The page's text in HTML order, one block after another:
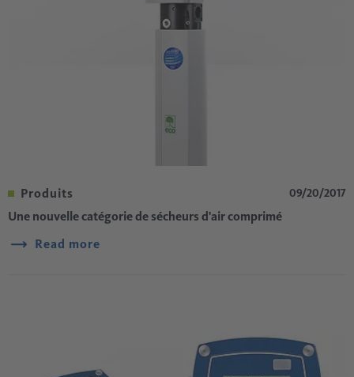
Produits 09/20/2017
Une nouvelle catégorie de sécheurs d'air comprimé
Read more